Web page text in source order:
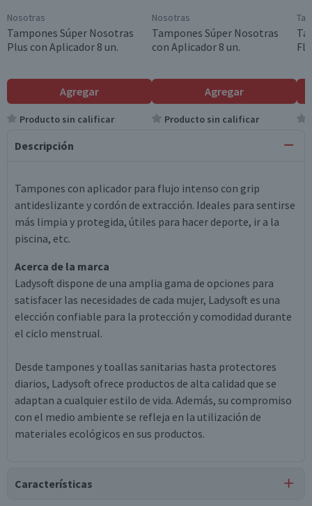
Nosotras
Tampones Súper Nosotras
Plus con Aplicador 8 un.
Agregar
Producto sin calificar
Nosotras
Tampones Súper Nosotras
con Aplicador 8 un.
Agregar
Producto sin calificar
Descripción
Tampones con aplicador para flujo intenso con grip
antideslizante y cordón de extracción. Ideales para sentirse
más limpia y protegida, útiles para hacer deporte, ir a la
piscina, etc.
Acerca de la marca
Ladysoft dispone de una amplia gama de opciones para
satisfacer las necesidades de cada mujer, Ladysoft es una
elección confiable para la protección y comodidad durante
el ciclo menstrual.
Desde tampones y toallas sanitarias hasta protectores
diarios, Ladysoft ofrece productos de alta calidad que se
adaptan a cualquier estilo de vida. Además, su compromiso
con el medio ambiente se refleja en la utilización de
materiales ecológicos en sus productos.
Características